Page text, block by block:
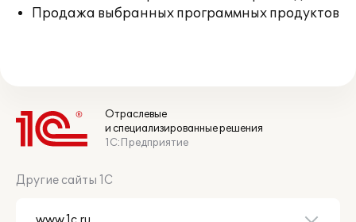
Продажа выбранных программных продуктов
Отраслевые
и специализированные решения
1С:Предприятие
Другие сайты 1С